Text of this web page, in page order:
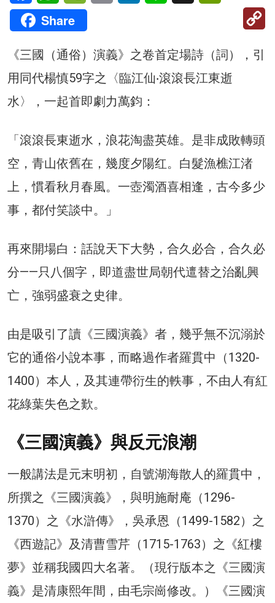
Share
《三國（通俗）演義》之卷首定場詩（詞），引
用同代楊慎59字之〈臨江仙‧滾滾長江東逝
水〉，一起首即劇力萬鈞：
「滾滾長東逝水，浪花淘盡英雄。是非成敗轉頭
空，青山依舊在，幾度夕陽红。白髮漁樵江渚
上，慣看秋月春風。一壺濁酒喜相逢，古今多少
事，都付笑談中。」
再來開場白：話說天下大勢，合久必合，合久必
分——只八個字，即道盡世局朝代邅替之治亂興
亡，強弱盛衰之史律。
由是吸引了讀《三國演義》者，幾乎無不沉溺於
它的通俗小說本事，而略過作者羅貫中（1320-
1400）本人，及其連帶衍生的軼事，不由人有紅
花綠葉失色之歎。
《三國演義》與反元浪潮
一般講法是元末明初，自號湖海散人的羅貫中，
所撰之《三國演義》，與明施耐庵（1296-
1370）之《水滸傳》，吳承恩（1499-1582）之
《西遊記》及清曹雪芹（1715-1763）之《紅樓
夢》並稱我國四大名著。（現行版本之《三國演
義》是清康熙年間，由毛宗崗修改。）《三國演